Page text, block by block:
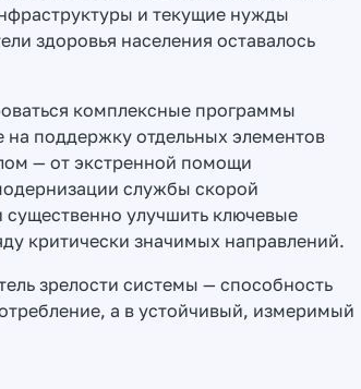
и текущие нужды
здоровья населения оставалось
комплексные программы
поддержку отдельных элементов
— от экстренной помощи
службы скорой
улучшить ключевые
критически значимых направлений.
зрелости системы — способность
а в устойчивый, измеримый